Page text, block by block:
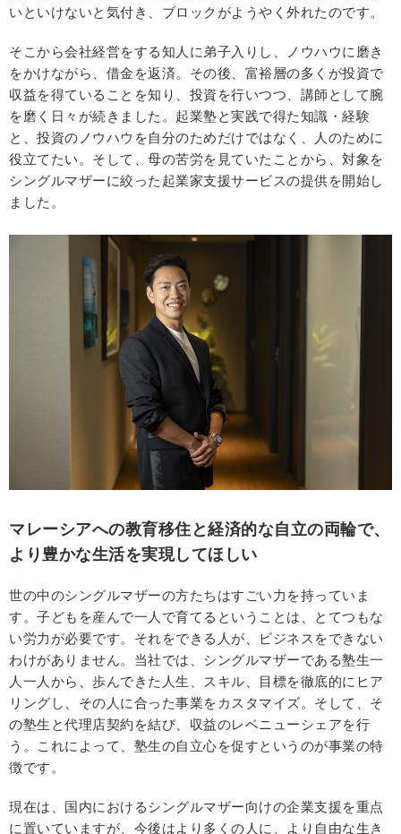
いといけないと気付き、ブロックがようやく外れたのです。
そこから会社経営をする知人に弟子入りし、ノウハウに磨き
をかけながら、借金を返済。その後、富裕層の多くが投資で
収益を得ていることを知り、投資を行いつつ、講師として腕
を磨く日々が続きました。起業塾と実践で得た知識・経験
と、投資のノウハウを自分のためだけではなく、人のために
役立てたい。そして、母の苦労を見ていたことから、対象を
シングルマザーに絞った起業家支援サービスの提供を開始し
ました。
マレーシアへの教育移住と経済的な自立の両輪で、
より豊かな生活を実現してほしい
世の中のシングルマザーの方たちはすごい力を持っていま
す。子どもを産んで一人で育てるということは、とてつもな
い労力が必要です。それをできる人が、ビジネスをできない
わけがありません。当社では、シングルマザーである塾生一
人一人から、歩んできた人生、スキル、目標を徹底的にヒア
リングし、その人に合った事業をカスタマイズ。そして、そ
の塾生と代理店契約を結び、収益のレベニューシェアを行
う。これによって、塾生の自立心を促すというのが事業の特
徴です。
現在は、国内におけるシングルマザー向けの企業支援を重点
に置いていますが、今後はより多くの人に、より自由な生き